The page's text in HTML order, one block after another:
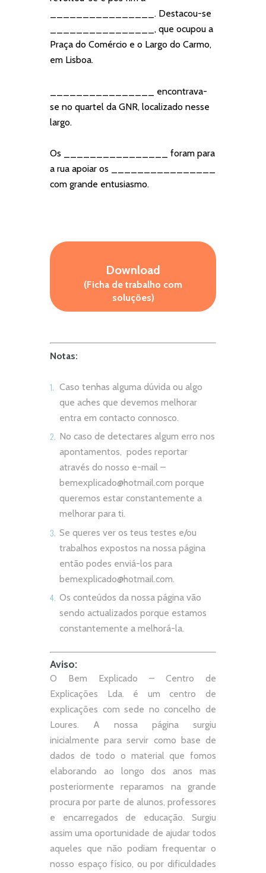
________________. Destacou-se
________________, que ocupou a
Praça do Comércio e o Largo do Carmo,
em Lisboa.
________________ encontrava-
se no quartel da GNR, localizado nesse
largo.
Os ________________ foram para
a rua apoiar os ________________
com grande entusiasmo.
Download
(Ficha de trabalho com
soluções)
Notas:
Caso tenhas alguma dúvida ou algo
que aches que devemos melhorar
entra em contacto connosco.
No caso de detectares algum erro nos
apontamentos, podes reportar
através do nosso e-mail –
bemexplicado@hotmail.com porque
queremos estar constantemente a
melhorar para ti.
Se queres ver os teus testes e/ou
trabalhos expostos na nossa página
então podes enviá-los para
bemexplicado@hotmail.com.
Os conteúdos da nossa página vão
sendo actualizados porque estamos
constantemente a melhorá-la.
Aviso:
O Bem Explicado – Centro de
Explicações Lda. é um centro de
explicações com sede no concelho de
Loures. A nossa página surgiu
inicialmente para servir como base de
dados de todo o material que fomos
elaborando ao longo dos anos mas
posteriormente reparamos na grande
procura por parte de alunos, professores
e encarregados de educação. Surgiu
assim uma oportunidade de ajudar todos
aqueles que não podiam frequentar o
nosso espaço físico, ou por dificuldades